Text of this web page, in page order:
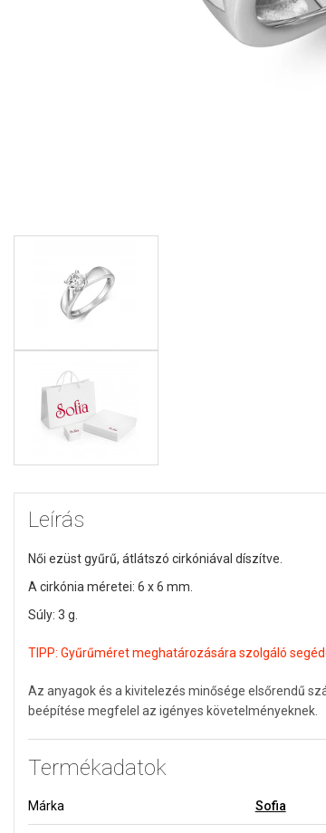
Leírás
Női ezüst gyűrű, átlátszó cirkóniával díszítve.
A cirkónia méretei: 6 x 6 mm.
Súly: 3 g.
TIPP: Gyűrűméret meghatározására szolgáló
Az anyagok és a kivitelezés minősége elsőrendű
beépítése megfelel az igényes követelményeknek.
Termékadatok
Márka Sofia